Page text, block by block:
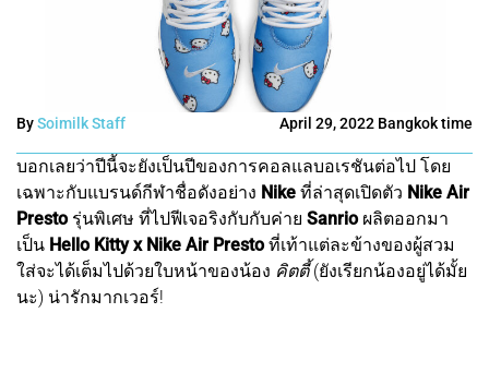
BySoimilk Staff April 29, 2022 Bangkok time
บอกเลยว่าปีนี้จะยังเป็นปีของการคอลแลบอเรชันต่อไป โดย
เฉพาะกับแบรนด์กีฬาชื่อดังอย่าง Nike ที่ล่าสุดเปิดตัว Nike Air
Prestoรุ่นพิเศษ ที่ไปฟีเจอริงกับกับค่าย Sanrioผลิตออกมา
เป็น Hello Kitty x Nike Air Prestoที่เท้าแต่ละข้างของผู้สวม
ใส่จะได้เต็มไปด้วยใบหน้าของน้อง คิตตี้(ยังเรียกน้องอยู่ได้มั้ย
นะ) น่ารักมากเวอร์!